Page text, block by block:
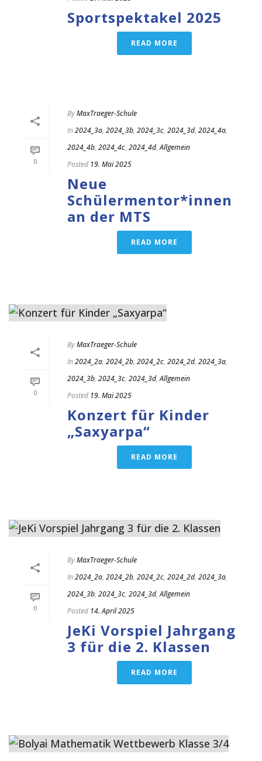
Sportspektakel 2025
READ MORE
0
ByMaxTraeger-Schule
In2024_3a, 2024_3b, 2024_3c, 2024_3d, 2024_4a,
2024_4b, 2024_4c, 2024_4d,Allgemein
Posted 19. Mai 2025
Neue
Schülermentor*innen
an der MTS
READ MORE
0
ByMaxTraeger-Schule
In2024_2a, 2024_2b, 2024_2c, 2024_2d, 2024_3a,
2024_3b, 2024_3c, 2024_3d,Allgemein
Posted 19. Mai 2025
Konzert für Kinder
„Saxyarpa“
READ MORE
0
ByMaxTraeger-Schule
In2024_2a, 2024_2b, 2024_2c, 2024_2d, 2024_3a,
2024_3b, 2024_3c, 2024_3d,Allgemein
Posted 14. April 2025
JeKi Vorspiel Jahrgang
3 für die 2. Klassen
READ MORE